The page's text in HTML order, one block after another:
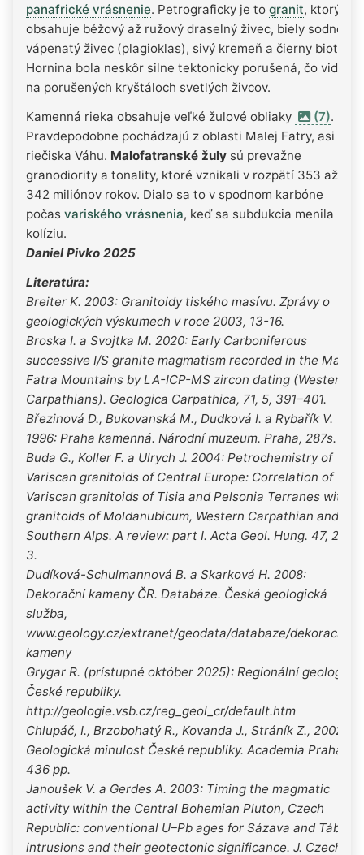
panafrické vrásnenie. Petrograficky je to granit, ktorý
obsahuje béžový až ružový draselný živec, biely sodno-
vápenatý živec (plagioklas), sivý kremeň a čierny biotit.
Hornina bola neskôr silne tektonicky porušená, čo vidno
na porušených kryštáloch svetlých živcov.
Kamenná rieka obsahuje veľké žulové obliaky
(7).
Pravdepodobne pochádzajú z oblasti Malej Fatry, asi z
riečiska Váhu. Malofatranské žuly sú prevažne
granodiority a tonality, ktoré vznikali v rozpätí 353 až
342 miliónov rokov. Dialo sa to v spodnom karbóne
počas variského vrásnenia, keď sa subdukcia menila na
kolíziu.
Daniel Pivko 2025
Literatúra:
Breiter K. 2003: Granitoidy tiského masívu. Zprávy o
geologických výskumech v roce 2003, 13-16.
Broska I. a Svojtka M. 2020: Early Carboniferous
successive I/S granite magmatism recorded in the Malá
Fatra Mountains by LA-ICP-MS zircon dating (Western
Carpathians). Geologica Carpathica, 71, 5, 391–401.
Březinová D., Bukovanská M., Dudková I. a Rybařík V.
1996: Praha kamenná. Národní muzeum. Praha, 287s.
Buda G., Koller F. a Ulrych J. 2004: Petrochemistry of
Variscan granitoids of Central Europe: Correlation of
Variscan granitoids of Tisia and Pelsonia Terranes with
granitoids of Moldanubicum, Western Carpathian and
Southern Alps. A review: part I. Acta Geol. Hung. 47, 2-
3.
Dudíková-Schulmannová B. a Skarková H. 2008:
Dekorační kameny ČR. Databáze. Česká geologická
služba,
www.geology.cz/extranet/geodata/databaze/dekoracni-
kameny
Grygar R. (prístupné október 2025): Regionální geologie
České republiky.
http://geologie.vsb.cz/reg_geol_cr/default.htm
Chlupáč, I., Brzobohatý R., Kovanda J., Stráník Z., 2002.
Geologická minulost České republiky. Academia Praha.
436 pp.
Janoušek V. a Gerdes A. 2003: Timing the magmatic
activity within the Central Bohemian Pluton, Czech
Republic: conventional U–Pb ages for Sázava and Tábor
intrusions and their geotectonic significance. J. Czech.